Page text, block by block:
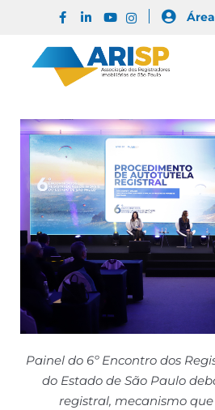
Painel do 6º Encontro dos
do Estado de São Paulo
registral, mecanismo